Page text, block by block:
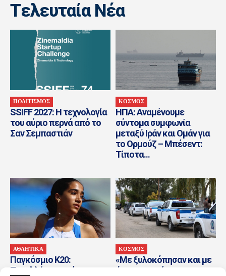
Tελευταία Nέα
ΠΟΛΙΤΙΣΜΟΣ
SSIFF 2027: Η τεχνολογία
του αύριο περνά από το
Σαν Σεμπαστιάν
ΚΟΣΜΟΣ
ΗΠΑ: Αναμένουμε
σύντομα συμφωνία
μεταξύ Ιράν και Ομάν για
το Ορμούζ – Μπέσεντ:
Τίποτα...
ΑΘΛΗΤΙΚΑ
Παγκόσμιο Κ20:
Πανελλήνιο ρεκόρ η
ΚΟΣΜΟΣ
«Με ξυλοκόπησαν και με
άφησαν αιμόφυρτο στον